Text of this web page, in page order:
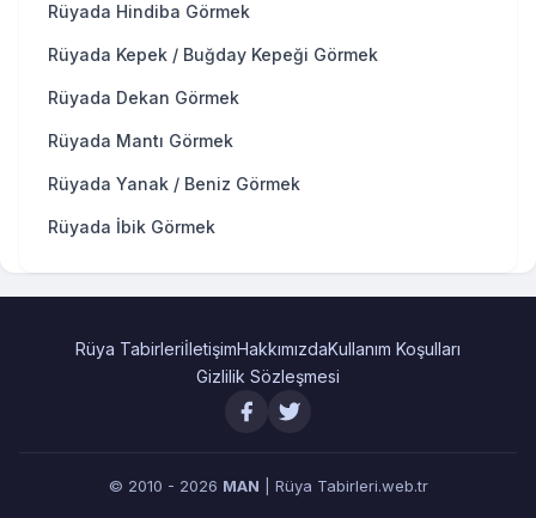
Rüyada Hindiba Görmek
Rüyada Kepek / Buğday Kepeği Görmek
Rüyada Dekan Görmek
Rüyada Mantı Görmek
Rüyada Yanak / Beniz Görmek
Rüyada İbik Görmek
Rüya TabirleriİletişimHakkımızdaKullanım Koşulları
Gizlilik Sözleşmesi
© 2010 - 2026 MAN | Rüya Tabirleri.web.tr